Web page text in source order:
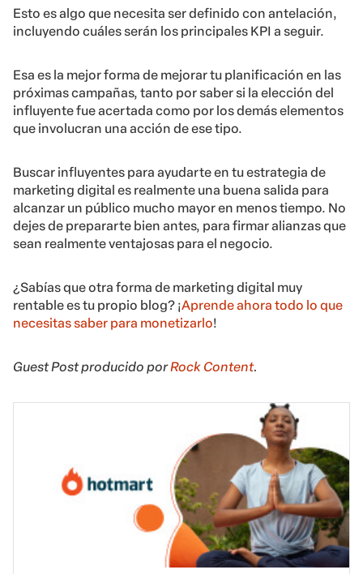
Esto es algo que necesita ser definido con antelación,
incluyendo cuáles serán los principales KPI a seguir.
Esa es la mejor forma de mejorar tu planificación en las
próximas campañas, tanto por saber si la elección del
influyente fue acertada como por los demás elementos
que involucran una acción de ese tipo.
Buscar influyentes para ayudarte en tu estrategia de
marketing digital es realmente una buena salida para
alcanzar un público mucho mayor en menos tiempo. No
dejes de prepararte bien antes, para firmar alianzas que
sean realmente ventajosas para el negocio.
¿Sabías que otra forma de marketing digital muy
rentable es tu propio blog? ¡Aprende ahora todo lo que
necesitas saber para monetizarlo!
Guest Post producido porRock Content.